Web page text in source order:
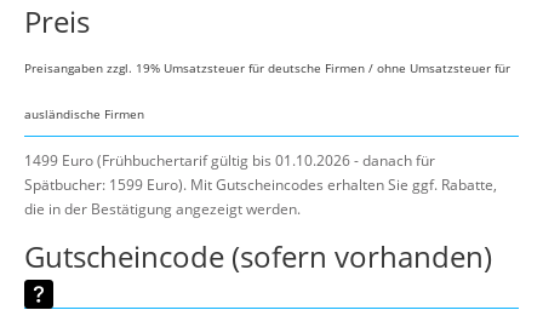
Preis
Preisangaben zzgl. 19% Umsatzsteuer für deutsche Firmen / ohne Umsatzsteuer für
ausländische Firmen
1499 Euro (Frühbuchertarif gültig bis 01.10.2026 - danach für
Spätbucher: 1599 Euro). Mit Gutscheincodes erhalten Sie ggf. Rabatte,
die in der Bestätigung angezeigt werden.
Gutscheincode (sofern vorhanden)